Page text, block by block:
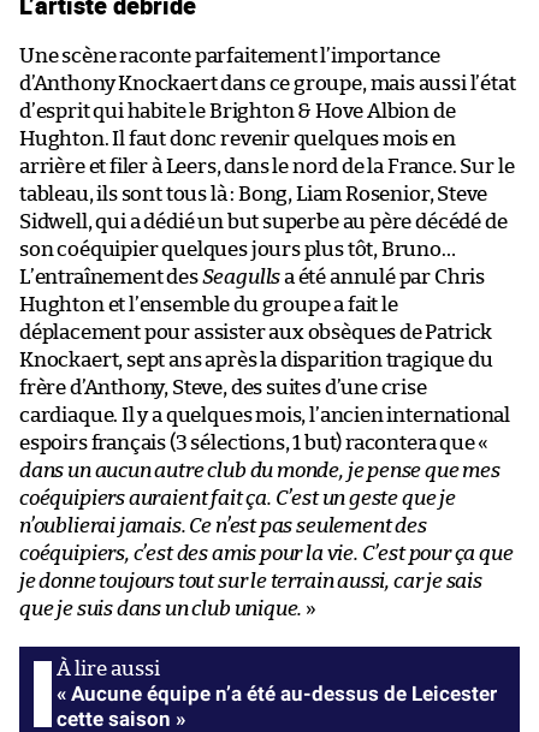
Une scène raconte parfaitement l’importance
d’Anthony Knockaert dans ce groupe, mais aussi l’état
d’esprit qui habite le Brighton & Hove Albion de
Hughton. Il faut donc revenir quelques mois en
arrière et filer à Leers, dans le nord de la France. Sur le
tableau, ils sont tous là : Bong, Liam Rosenior, Steve
Sidwell, qui a dédié un but superbe au père décédé de
son coéquipier quelques jours plus tôt, Bruno…
L’entraînement desSeagullsa été annulé par Chris
Hughton et l’ensemble du groupe a fait le
déplacement pour assister aux obsèques de Patrick
Knockaert, sept ans après la disparition tragique du
frère d’Anthony, Steve, des suites d’une crise
cardiaque. Il y a quelques mois, l’ancien international
espoirs français (3 sélections, 1 but) racontera que «
dans un aucun autre club du monde, je pense que mes
coéquipiers auraient fait ça. C’est un geste que je
n’oublierai jamais. Ce n’est pas seulement des
coéquipiers, c’est des amis pour la vie. C’est pour ça que
je donne toujours tout sur le terrain aussi, car je sais
que je suis dans un club unique. »
« Aucune équipe n’a été au-dessus de Leicester
cette saison »